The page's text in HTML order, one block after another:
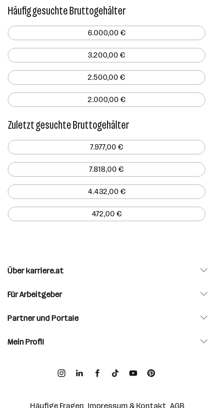
Häufig gesuchte Bruttogehälter
6.000,00 €
3.200,00 €
2.500,00 €
2.000,00 €
Zuletzt gesuchte Bruttogehälter
7.977,00 €
7.818,00 €
4.432,00 €
472,00 €
Über karriere.at
Für Arbeitgeber
Partner und Portale
Mein Profil
Häufige Fragen Impressum & Kontakt AGB